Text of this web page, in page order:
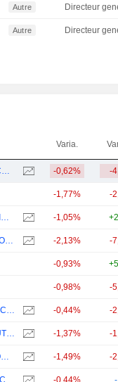
Autre Directeur
Autre Directeur
Varia.
CIMC VEHICLES (GROUP) CO., LTD. -0,62% -
-1,77% -
SINOTRUK (HONG KONG) LIMITED -1,05%
SINOTRUK JINAN TRUCK CO.,LTD -2,13% -
-0,93%
-0,98% -
ZHEJIANG E-P EQUIPMENT CO., LTD. -0,44% -
SHANGHAI NEW POWER AUTOMOTIVE TECHNOLOGY COMPANY LIMITED -1,37% -
HANMA TECHNOLOGY GROUP CO.,LTD. -1,49% -